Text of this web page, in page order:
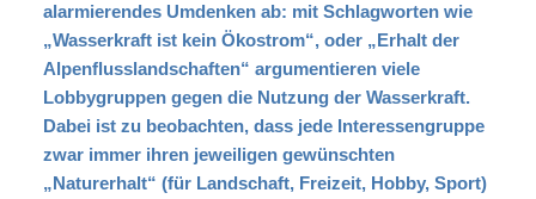
alarmierendes Umdenken ab: mit Schlagworten wie
„Wasserkraft ist kein Ökostrom“, oder „Erhalt der
Alpenflusslandschaften“ argumentieren viele
Lobbygruppen gegen die Nutzung der Wasserkraft.
Dabei ist zu beobachten, dass jede Interessengruppe
zwar immer ihren jeweiligen gewünschten
„Naturerhalt“ (für Landschaft, Freizeit, Hobby, Sport)